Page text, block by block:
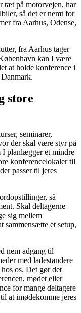
tæt på motorvejen, har
så det er nemt for
fra Aarhus, Odense,
fra Aarhus tager
kan I være
at holde konference i
store
seminarer,
der skal være styr på
I planlægger et mindre
konferencelokaler til
passer til jeres
så
Skal deltagerne
sig mellem
et setup,
nem adgang til
med ladestandere
os. Det gør det
mødet eller
for mange deltagere
at imødekomme jeres